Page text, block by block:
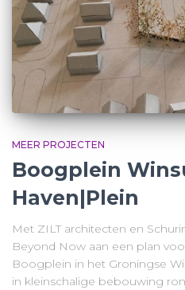
MEER PROJECTEN
Boogplein
Haven|Plein
Met ZILT architecten en
Beyond Now aan een plan
Boogplein in het Groningse
in kleinschalige bebouwing